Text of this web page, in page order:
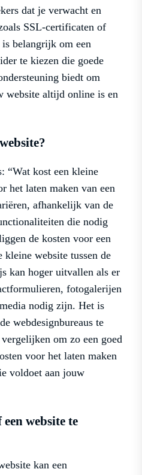
dat je verwacht en
SSL-certificaten of
belangrijk om een
te kiezen die goede
biedt om
website altijd online is en
“Wat kost een kleine
het laten maken van een
afhankelijk van de
die nodig
de kosten voor een
website tussen de
kan hoger uitvallen als er
fotogalerijen
nodig zijn. Het is
webdesignbureaus te
om zo een goed
voor het laten maken
voldoet aan jouw
website te
kan een